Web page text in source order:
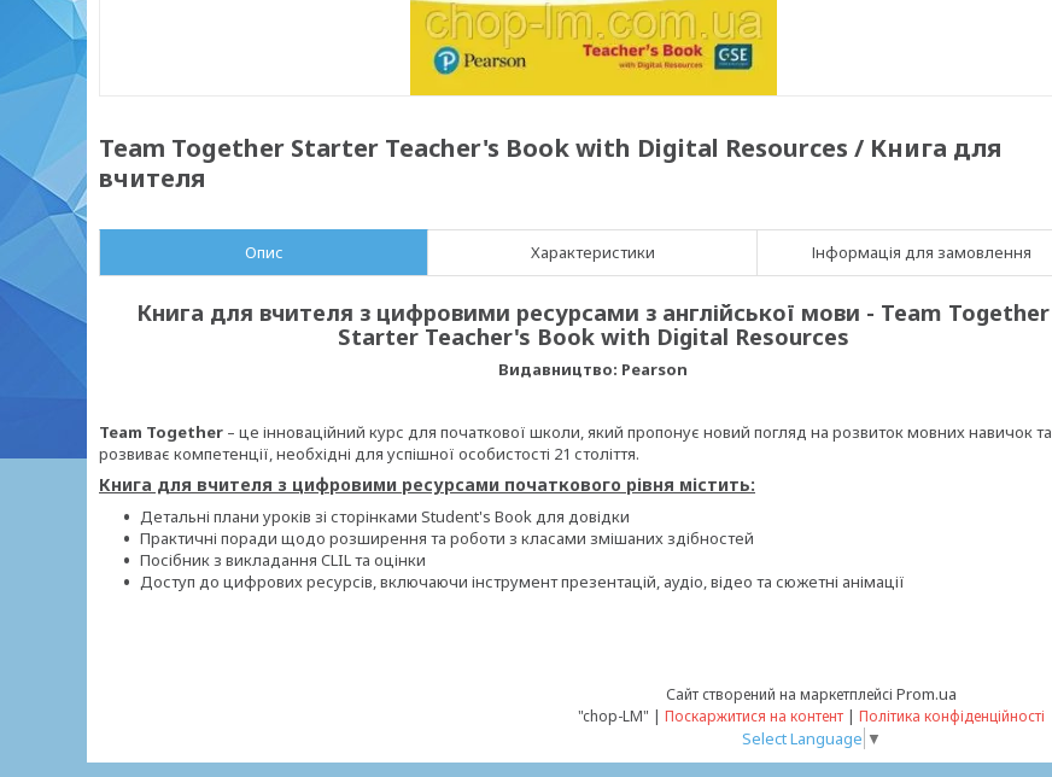
Team Together Starter Teacher's Book with Digital Resources / Книга для
вчителя
Опис Характеристики Інформація для замовлення
Книга для вчителя з цифровими ресурсами з англійської мови - Team Together
Starter Teacher's Book with Digital Resources
Видавництво: Pearson
Team Together – це інноваційний курс для початкової школи, який пропонує новий погляд на розвиток мовних навичок та
розвиває компетенції, необхідні для успішної особистості 21 століття.
Книга для вчителя з цифровими ресурсами початкового рівня містить:
Детальні плани уроків зі сторінками Student's Book для довідки
Практичні поради щодо розширення та роботи з класами змішаних здібностей
Посібник з викладання CLIL та оцінки
Доступ до цифрових ресурсів, включаючи інструмент презентацій, аудіо, відео та сюжетні анімації
Сайт створений на маркетплейсі Prom.ua
"chop-LM" | Поскаржитися на контент | Політика конфіденційності
Select Language ▼